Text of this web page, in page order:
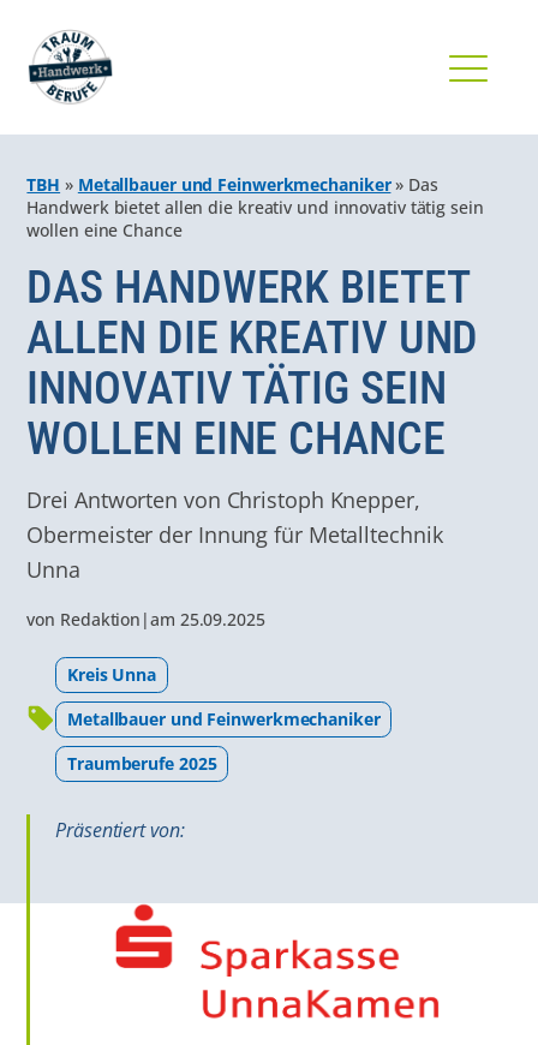
TBH » Metallbauer und Feinwerkmechaniker» Das
Handwerk bietet allen die kreativ und innovativ tätig sein
wollen eine Chance
DAS HANDWERK BIETET
ALLEN DIE KREATIV UND
INNOVATIV TÄTIG SEIN
WOLLEN EINE CHANCE
Drei Antworten von Christoph Knepper,
Obermeister der Innung für Metalltechnik
Unna
von Redaktion |am 25.09.2025
Kreis Unna
Metallbauer und Feinwerkmechaniker
Traumberufe 2025
Präsentiert von: